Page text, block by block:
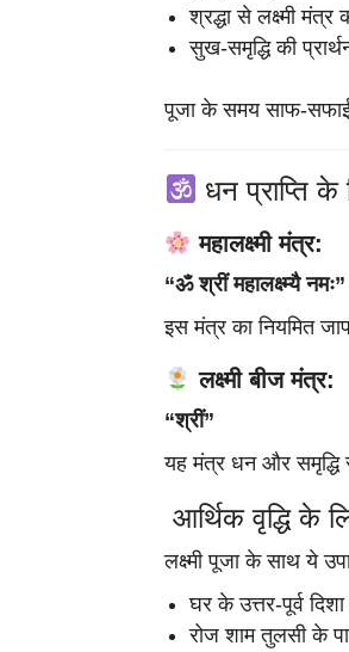
श्रद्धा से लक्ष्मी मंत्र
सुख-समृद्धि की
पूजा के समय साफ-सफाई
धन प्राप्ति के
महालक्ष्मी मंत्र:
“ॐ श्रीं महालक्ष्म्यै नमः”
इस मंत्र का नियमित
लक्ष्मी बीज मंत्र:
“श्रीं”
यह मंत्र धन और समृद्धि
आर्थिक वृद्धि के
लक्ष्मी पूजा के साथ ये
घर के उत्तर-पूर्व
रोज शाम तुलसी के